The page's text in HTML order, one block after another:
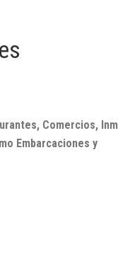
Comercios,
Embarcaciones y